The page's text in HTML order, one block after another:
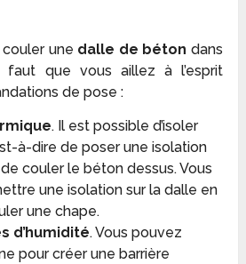
une dalle de béton dans
faut que vous aillez à l’esprit
de pose :
. Il est possible d’isoler
à-dire de poser une isolation
couler le béton dessus. Vous
une isolation sur la dalle en
une chape.
d’humidité. Vous pouvez
pour créer une barrière